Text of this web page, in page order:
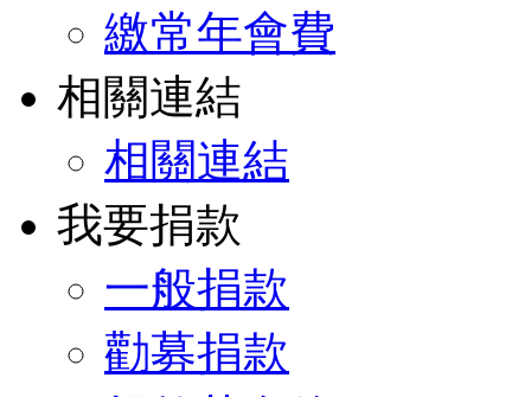
繳常年會費
相關連結
相關連結
我要捐款
一般捐款
勸募捐款